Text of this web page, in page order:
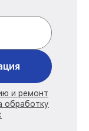
и ремонт
обработку